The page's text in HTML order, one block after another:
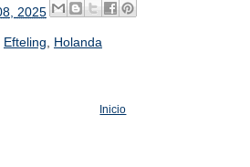
2025
Efteling Holanda
Inicio